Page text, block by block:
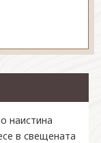
наистина
в свещената